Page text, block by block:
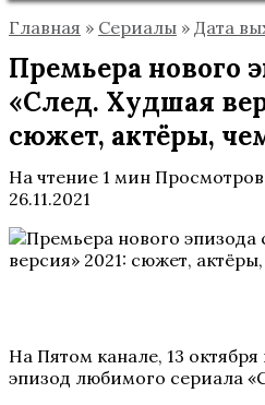
Главная » Сериалы » Дата
Премьера нового
«След. Худшая
сюжет, актёры,
На чтение 1 мин Просмотров
26.11.2021
На Пятом канале, 13
эпизод любимого сериала